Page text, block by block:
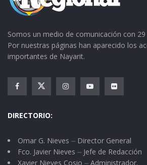
Somos un medio de comunicación con
Por nuestras páginas han aparecido los
importantes de Nayarit.
DIRECTORIO:
Omar G. Nieves ⏤ Director General
Fco. Javier Nieves ⏤ Jefe de Redacción
Xavier Nieves Cosio ⏤ Administrador.